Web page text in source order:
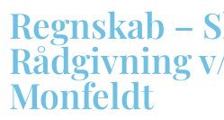
Regnskab –
Rådgivning
Monfeldt